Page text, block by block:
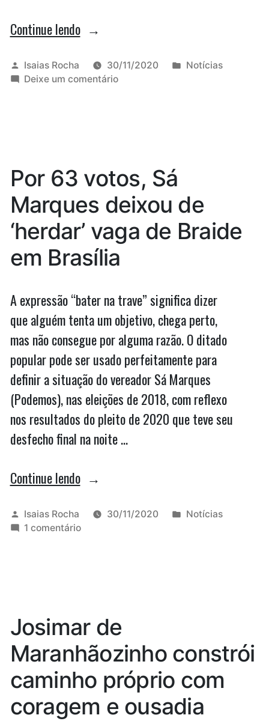
Continue lendo“Duarte
Braide
e
possa
cumprir
o
que
prometeu”
Publicado
por
Isaias Rocha 30/11/2020
Publicado
Notícias
Deixe um comentárioem
prefeito
eleito
possa
cumprir
o
que
prometeu
Por 63 votos, Sá
Marques deixou de
‘herdar’ vaga de Braide
em Brasília
A expressão “bater na trave” significa dizer
que alguém tenta um objetivo, chega perto,
mas não consegue por alguma razão. O ditado
popular pode ser usado perfeitamente para
definir a situação do vereador Sá Marques
(Podemos), nas eleições de 2018, com reflexo
nos resultados do pleito de 2020 que teve seu
desfecho final na noite …
Continue lendo“Por
votos,
Sá
‘herdar’
vaga
de
Braide
em
Brasília”
Publicado
por
Isaias Rocha 30/11/2020
Publicado
Notícias
1 comentárioem
de
‘herdar’
vaga
de
Braide
Brasília
Josimar de
Maranhãozinho constrói
caminho próprio com
coragem e ousadia